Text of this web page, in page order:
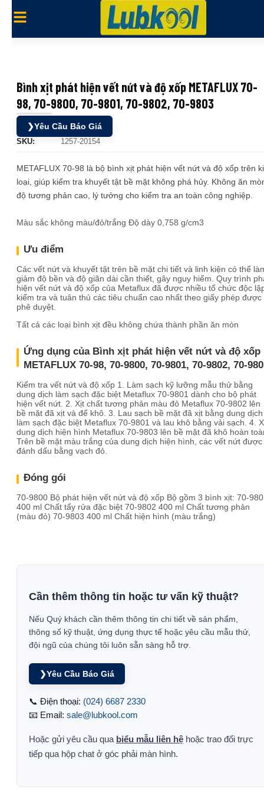
Bình xịt phát hiện vết nứt và độ xốp METAFLUX 70-
98, 70-9800, 70-9801, 70-9802, 70-9803
❯Yêu Cầu Báo Giá
SKU: 1257-20154
METAFLUX 70-98 là bộ bình xịt phát hiện vết nứt và độ xốp trên
loại, giúp kiểm tra khuyết tật bề mặt không phá hủy. Không ăn
độ tương phản cao, lý tưởng cho kiểm tra an toàn công nghiệp.
Màu sắc không màu/đỏ/trắng Độ dày 0,758 g/cm3
Ưu điểm
Các vết nứt và khuyết tật trên bề mặt chi tiết và linh kiện có thể
giảm độ bền và độ giãn dài cần thiết, gây nguy hiểm. Quy trình
hiện vết nứt và độ xốp của Metaflux đã được nhiều tổ chức độc
kiểm tra và tuân thủ các tiêu chuẩn cao nhất theo giấy phép được
phê duyệt.
Tất cả các loại bình xịt đều không chứa thành phần ăn mòn
Ứng dụng của Bình xịt phát hiện vết nứt và độ xốp
METAFLUX 70-98, 70-9800, 70-9801, 70-9802, 70-
Kiểm tra vết nứt và độ xốp 1. Làm sạch kỹ lưỡng mẫu thử bằng
dung dịch làm sạch đặc biệt Metaflux 70-9801 dành cho bộ phát
hiện vết nứt. 2. Xịt chất tương phản màu đỏ Metaflux 70-9802 lên
bề mặt đã xịt và để khô. 3. Lau sạch bề mặt đã xịt bằng dung dịch
làm sạch đặc biệt Metaflux 70-9801 và lau khô bằng vải sạch. 4.
dung dịch hiện hình Metaflux 70-9803 lên bề mặt đã khô hoàn
Trên bề mặt màu trắng của dung dịch hiện hình, các vết nứt được
đánh dấu bằng vạch đỏ.
Đóng gói
70-9800 Bộ phát hiện vết nứt và độ xốp Bộ gồm 3 bình xịt: 70-
400 ml Chất tẩy rửa đặc biệt 70-9802 400 ml Chất tương phản
(màu đỏ) 70-9803 400 ml Chất hiện hình (màu trắng)
Cần thêm thông tin hoặc tư vấn kỹ thuật?
Nếu Quý khách cần thêm thông tin chi tiết về sản phẩm,
thông số kỹ thuật, ứng dụng thực tế hoặc yêu cầu mẫu thử,
đội ngũ của chúng tôi luôn sẵn sàng hỗ trợ.
❯Yêu Cầu Báo Giá
📞 Điện thoại: (024) 6687 2330
📧 Email: sale@lubkool.com
Hoặc gửi yêu cầu qua biểu mẫu liên hệ hoặc trao đổi trực
tiếp qua hộp chat ở góc phải màn hình.